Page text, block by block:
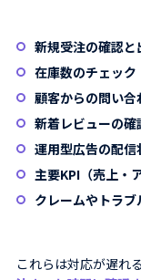
新規受注の確認と
在庫数のチェック
顧客からの問い
新着レビューの
運用型広告の配
主要KPI（売上・
クレームやトラ
これらは対応が遅れ